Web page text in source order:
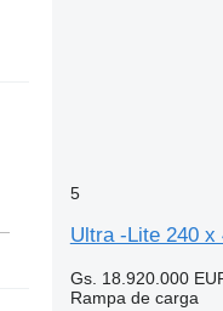
5
Ultra -Lite 240 x
Gs. 18.920.000
Rampa de carga